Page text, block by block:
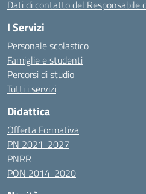
Dati di contatto del Responsabile
I Servizi
Personale scolastico
Famiglie e studenti
Percorsi di studio
Tutti i servizi
Didattica
Offerta Formativa
PN 2021-2027
PNRR
PON 2014-2020